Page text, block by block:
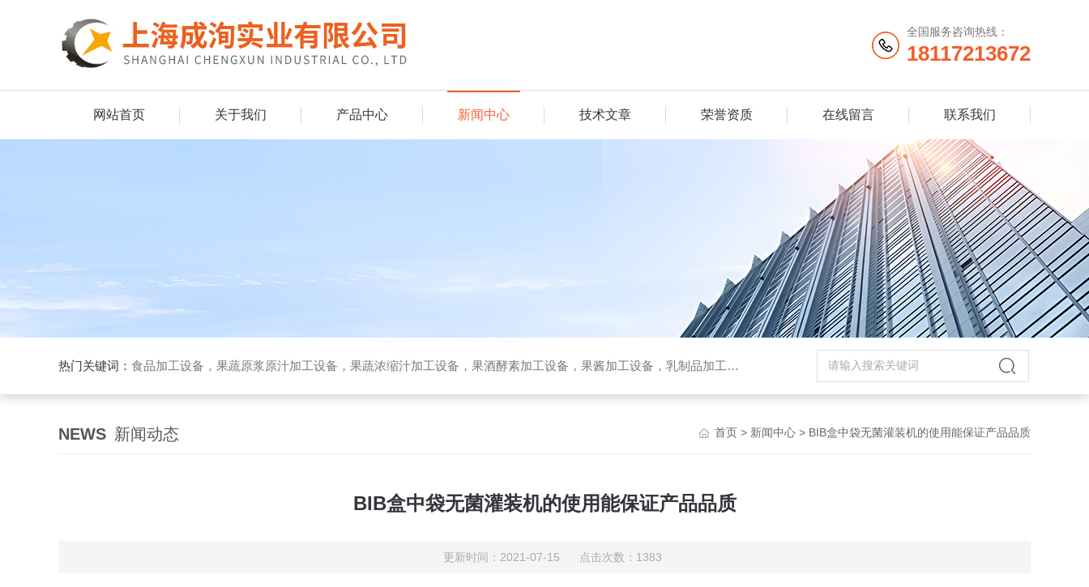
全国服务咨询热线：
18117213672
网站首页 关于我们 产品中心 新闻中心 技术文章 荣誉资质 在线留言 联系我们
热门关键词： 食品加工设备，果蔬原浆原汁加工设备，果蔬浓缩汁加工设备，果酒酵素加工设备，果酱加工设备，乳制品加工设备，生物提取加工设备，破碎榨汁设备，高温杀菌设备，无菌袋灌装机，UHT管式杀菌机，去核破碎机，高速精制打浆机，带式压榨机
NEWS 新闻动态 首页 > 新闻中心 > BIB盒中袋无菌灌装机的使用能保证产品品质
BIB盒中袋无菌灌装机的使用能保证产品品质
更新时间：2021-07-15 点击次数：1383